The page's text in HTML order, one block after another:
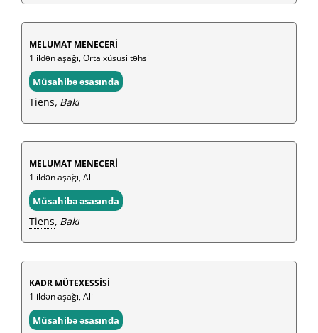
MELUMAT MENECERİ
1 ildən aşağı, Orta xüsusi təhsil
Müsahibə əsasında
Tiens, Bakı
MELUMAT MENECERİ
1 ildən aşağı, Ali
Müsahibə əsasında
Tiens, Bakı
KADR MÜTEXESSİSİ
1 ildən aşağı, Ali
Müsahibə əsasında